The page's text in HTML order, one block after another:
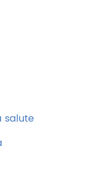
salute